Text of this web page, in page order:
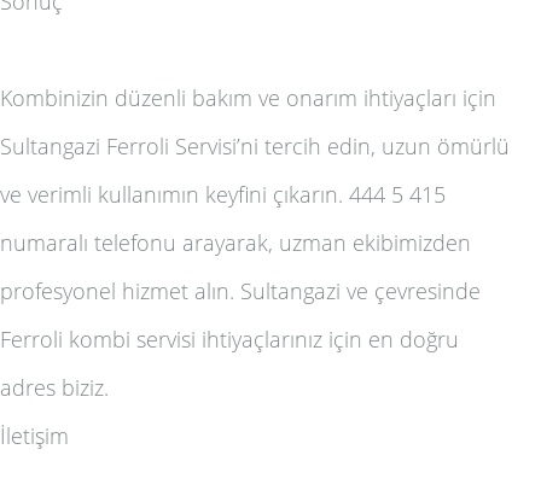
Kombinizin düzenli bakım ve onarım ihtiyaçları için
Sultangazi Ferroli Servisi’ni tercih edin, uzun ömürlü
ve verimli kullanımın keyfini çıkarın. 444 5 415
numaralı telefonu arayarak, uzman ekibimizden
profesyonel hizmet alın. Sultangazi ve çevresinde
Ferroli kombi servisi ihtiyaçlarınız için en doğru
adres biziz.
İletişim